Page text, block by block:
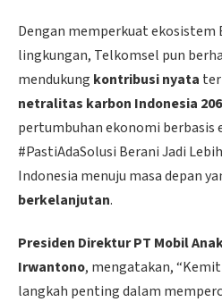
Dengan memperkuat ekosistem
lingkungan, Telkomsel pun
mendukung kontribusi nyata
netralitas karbon Indonesia
pertumbuhan ekonomi berbasis
#PastiAdaSolusi Berani Jadi
Indonesia menuju masa depan
berkelanjutan.
Presiden Direktur PT Mobil
Irwantono, mengatakan,
langkah penting dalam